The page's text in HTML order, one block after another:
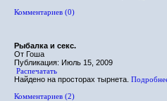
Комментариев (0)
Рыбалка и секс.
От Гоша
Публикация: Июль 15, 2009
Распечатать
Найдено на просторах тырнета.
Комментариев (2)